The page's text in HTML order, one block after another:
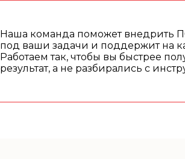
Наша команда поможет внедрить
под ваши задачи и поддержит на
Работаем так, чтобы вы быстрее
результат, а не разбирались с